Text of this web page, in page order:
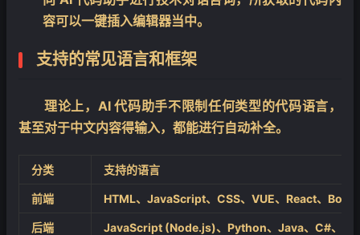
容可以一键插入编辑器当中。
支持的常见语言和框架
理论上，AI 代码助手不限制任何类型的代码语言，
甚至对于中文内容得输入，都能进行自动补全。
分类 支持的语言
前端 HTML、JavaScript、CSS、VUE、React、
后端 JavaScript (Node.js)、Python、Java、C#、